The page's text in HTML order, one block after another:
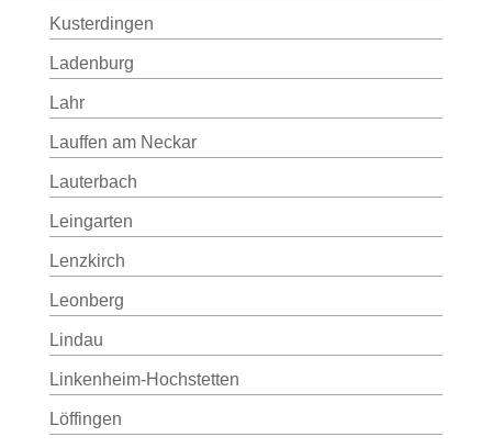
Kusterdingen
Ladenburg
Lahr
Lauffen am Neckar
Lauterbach
Leingarten
Lenzkirch
Leonberg
Lindau
Linkenheim-Hochstetten
Löffingen